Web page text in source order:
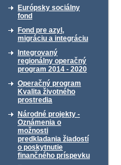
Európsky sociálny
fond
Fond pre azyl,
migráciu a integráciu
Integrovaný
regionálny operačný
program 2014 - 2020
Operačný program
Kvalita životného
prostredia
Národné projekty -
Oznámenia o
možnosti
predkladania žiadostí
o poskytnutie
finančného príspevku